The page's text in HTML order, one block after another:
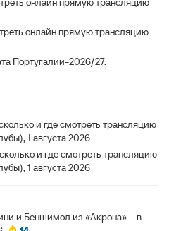
онлайн прямую трансляцию
Португалии-2026/27.
и где смотреть трансляцию
1 августа 2026
и где смотреть трансляцию
1 августа 2026
и Беншимол из «Акрона» – в